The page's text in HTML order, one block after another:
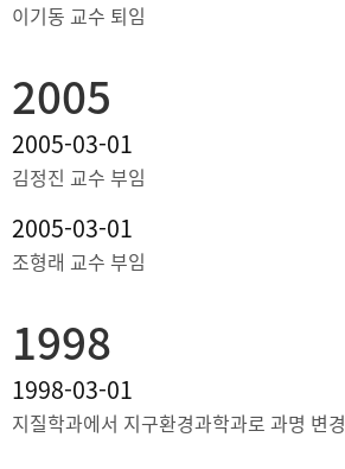
이기동 교수 퇴임
2005
2005-03-01
김정진 교수 부임
2005-03-01
조형래 교수 부임
1998
1998-03-01
지질학과에서 지구환경과학과로 과명 변경